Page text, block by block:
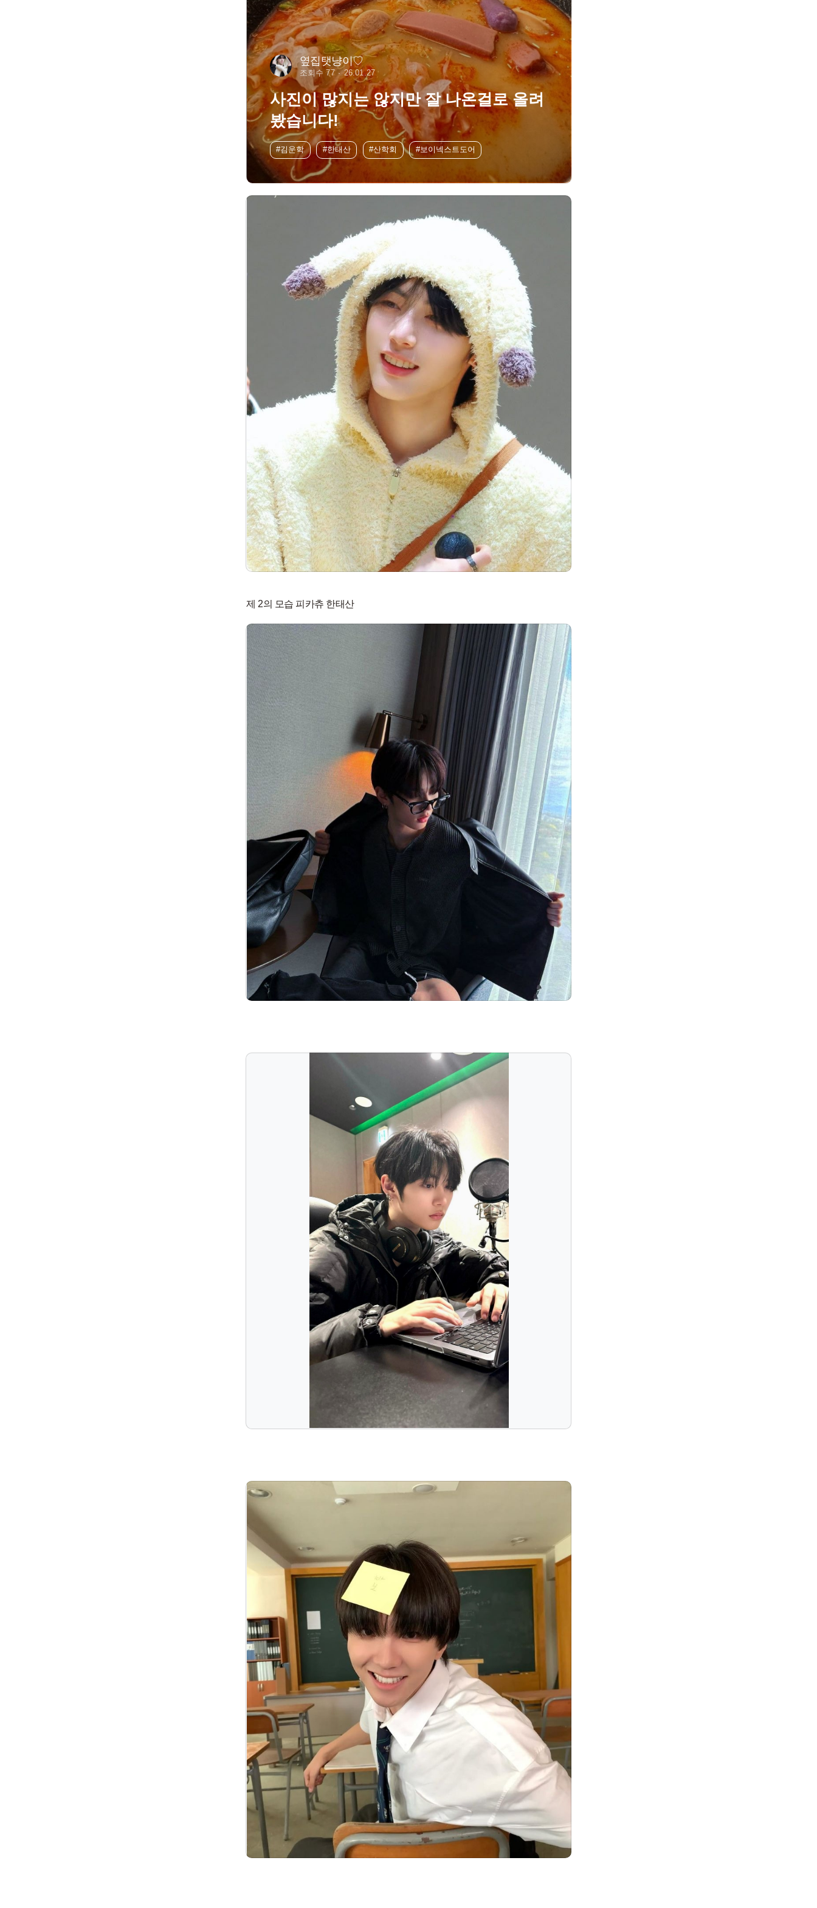
옆집탯냥이♡
조회수 77 26.01.27
사진이 많지는 않지만 잘 나온걸로 올려
봤습니다!
#김운학 #한태산 #산학회 #보이넥스트도어
제 2의 모습 피카츄 한태산